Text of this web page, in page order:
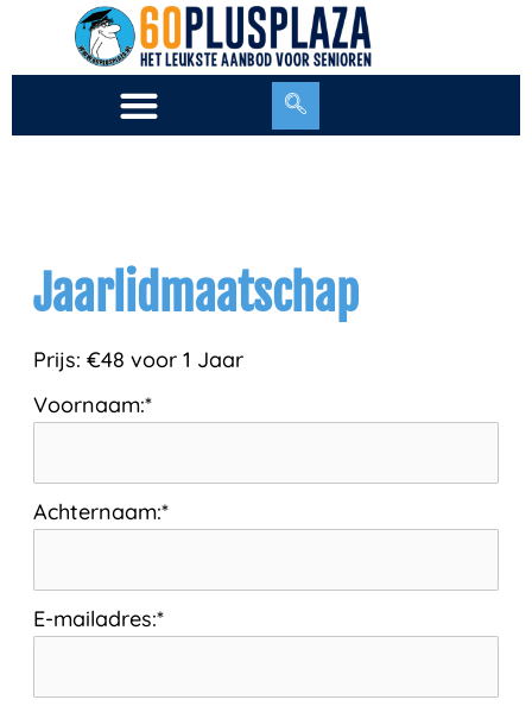
de
Jaarlidmaatschap
Prijs: €48 voor 1 Jaar
Voornaam:*
Achternaam:*
E-mailadres:*